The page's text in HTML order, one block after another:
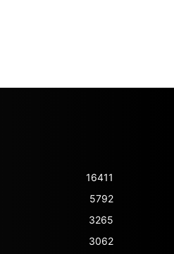
16411
5792
3265
3062